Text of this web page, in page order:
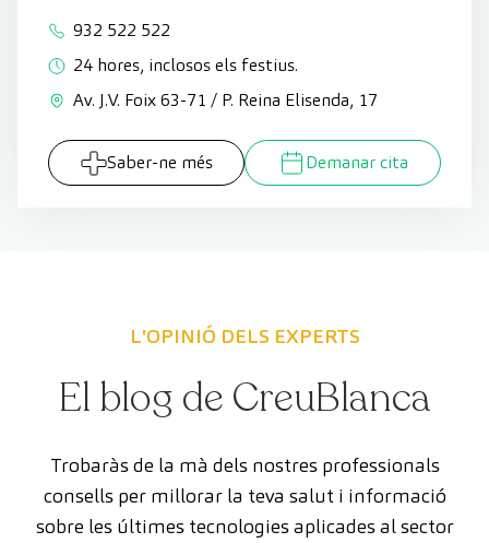
932 522 522
24 hores, inclosos els festius.
Av. J.V. Foix 63-71 / P. Reina Elisenda, 17
Saber-ne més Demanar cita
L'OPINIÓ DELS EXPERTS
El blog de CreuBlanca
Trobaràs de la mà dels nostres professionals
consells per millorar la teva salut i informació
sobre les últimes tecnologies aplicades al sector